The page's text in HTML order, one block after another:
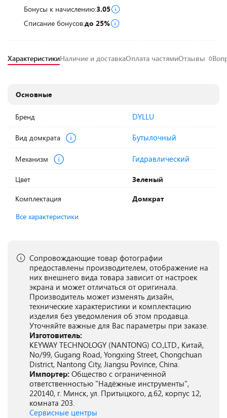
Бонусы к начислению:3.05
Списание бонусов:до 25%
ХарактеристикиНаличие и доставкаОплата частямиОтзывы 0
Основные
Бренд DYLLU
Вид домкрата Бутылочный
Механизм Гидравлический
Цвет
Зеленый
Комплектация
Домкрат
Все характеристики
Сопровождающие товар фотографии
предоставлены производителем, отображение на
них внешнего вида товара зависит от настроек
экрана и может отличаться от оригинала.
Производитель может изменять дизайн,
технические характеристики и комплектацию
изделия без уведомления об этом продавца.
Уточняйте важные для Вас параметры при заказе.
Изготовитель:
KEYWAY TECHNOLOGY (NANTONG) CO.,LTD., Китай,
No/99, Gugang Road, Yongxing Street, Chongchuan
District, Nantong City, Jiangsu Povince, China.
Импортер: Общество с ограниченной
ответственностью "Надёжные инструменты",
220140, г. Минск, ул. Притыцкого, д.62, корпус 12,
комната 203.
Сервисные центры